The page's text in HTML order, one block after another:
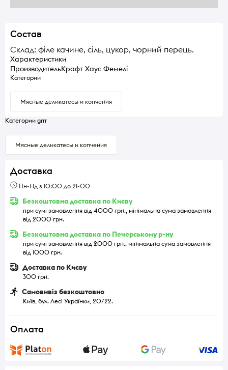
Состав
Склад: філе качине, сіль, цукор, чорний перець.
Характеристики
ПроизводительКрафт Хаус Фемелі
Категории
Мясные деликатесы и копчения
Категории grrr
Мясные деликатесы и копчения
Доставка
Пн-Нд з 10:00 до 21-00
Безкоштовна доставка по Києву
при сумі замовлення від 4000 грн., мінімальна сума замовлення
від 2000 грн.
Безкоштовна доставка по Печерському р-ну
при сумі замовлення від 2000 грн., мінімальна сума замовлення
від 1000 грн.
Доставка по Києву
300 грн.
Самовивіз безкоштовно
Київ, бул. Лесі Українки, 20/22.
Оплата